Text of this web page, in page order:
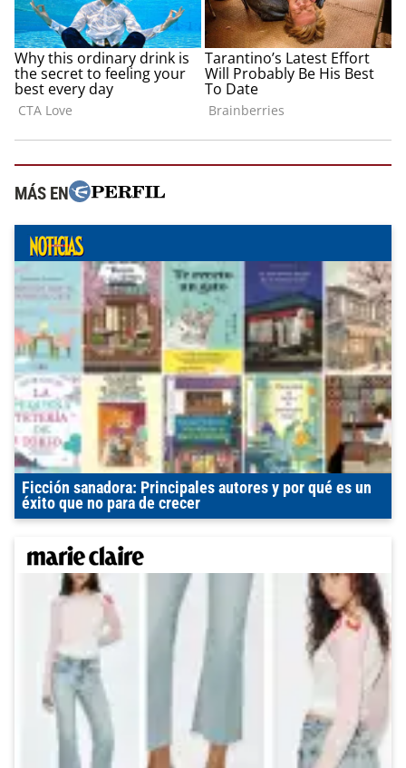
MÁS EN
Ficción sanadora: Principales autores y por qué es un
éxito que no para de crecer